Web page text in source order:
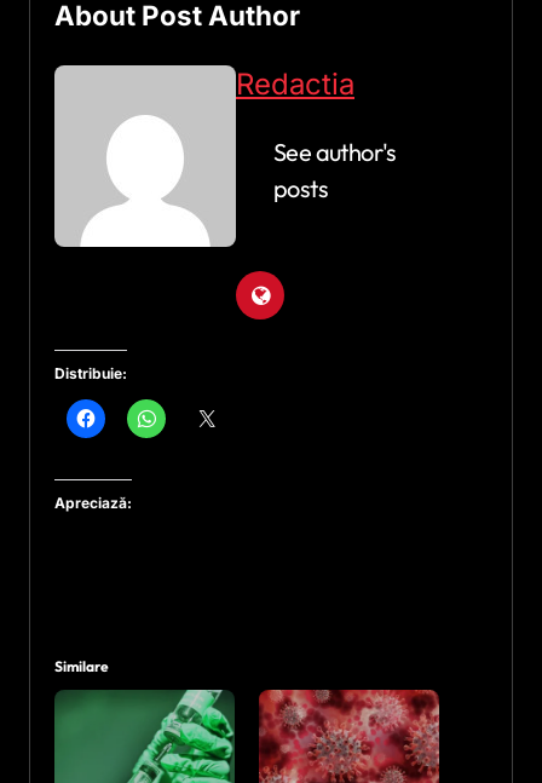
About Post Author
Redactia
See author's
posts
Distribuie:
Apreciază:
Similare